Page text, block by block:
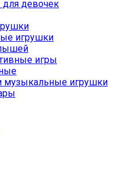
девочек
игрушки
игры
музыкальные игрушки